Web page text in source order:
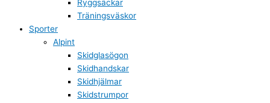
Ryggsäckar
Träningsväskor
Sporter
Alpint
Skidglasögon
Skidhandskar
Skidhjälmar
Skidstrumpor